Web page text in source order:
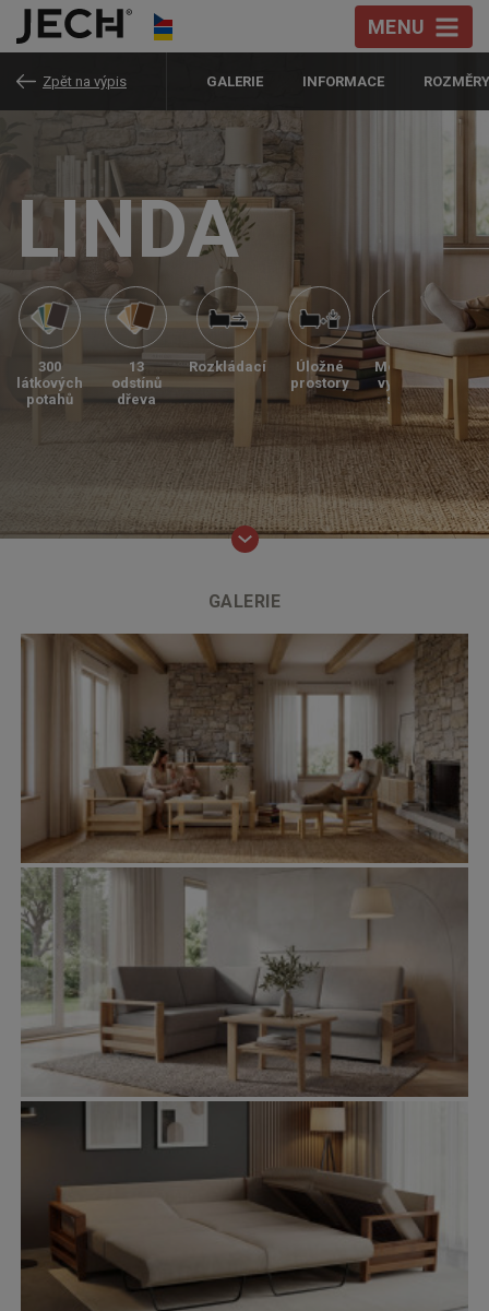
Přeskočit na obsah
MENU
Zpět na výpis GALERIE INFORMACE
LINDA
300
látkových
potahů
13
odstínů
dřeva
Rozkládací
Úložné
prostory
Možnost
vyššího
sedu
GALERIE